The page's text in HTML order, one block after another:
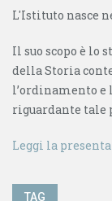
L'Istituto nasce
Il suo scopo è lo
della Storia
l’ordinamento e
riguardante tale
Leggi la
TAG